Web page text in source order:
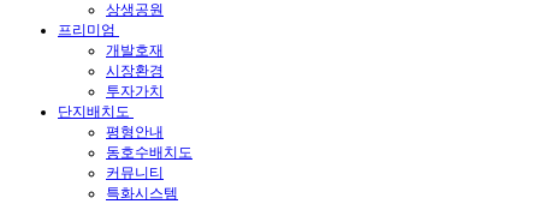
상생공원
프리미엄
개발호재
시장환경
투자가치
단지배치도
평형안내
동호수배치도
커뮤니티
특화시스템